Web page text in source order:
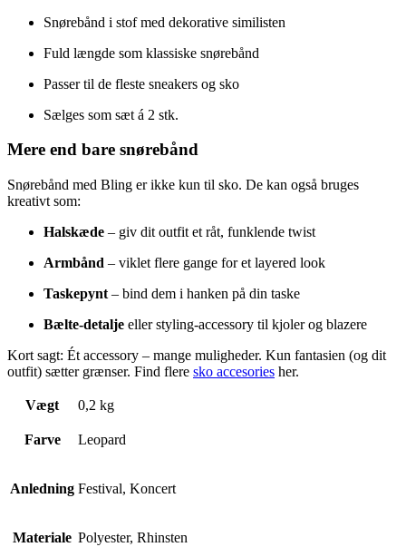
Snørebånd i stof med dekorative similisten
Fuld længde som klassiske snørebånd
Passer til de fleste sneakers og sko
Sælges som sæt á 2 stk.
Mere end bare snørebånd
Snørebånd med Bling er ikke kun til sko. De kan også bruges
kreativt som:
Halskæde – giv dit outfit et råt, funklende twist
Armbånd – viklet flere gange for et layered look
Taskepynt – bind dem i hanken på din taske
Bælte-detalje eller styling-accessory til kjoler og blazere
Kort sagt: Ét accessory – mange muligheder. Kun fantasien (og dit
outfit) sætter grænser. Find flere sko accesories her.
Vægt 0,2 kg
Farve Leopard
Anledning Festival, Koncert
Materiale Polyester, Rhinsten